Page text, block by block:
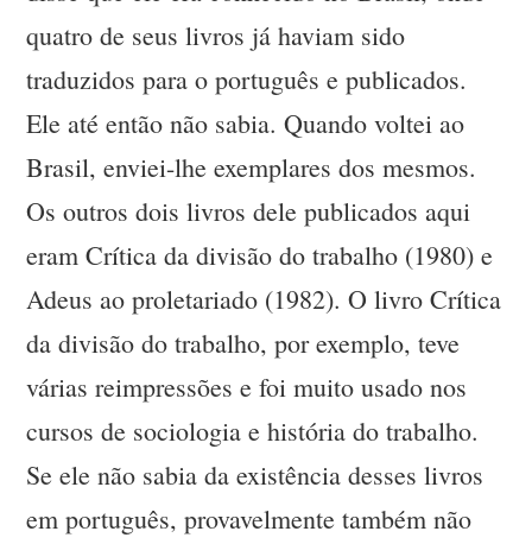
quatro de seus livros já haviam sido
traduzidos para o português e publicados.
Ele até então não sabia. Quando voltei ao
Brasil, enviei-lhe exemplares dos mesmos.
Os outros dois livros dele publicados aqui
eram Crítica da divisão do trabalho (1980) e
Adeus ao proletariado (1982). O livro Crítica
da divisão do trabalho, por exemplo, teve
várias reimpressões e foi muito usado nos
cursos de sociologia e história do trabalho.
Se ele não sabia da existência desses livros
em português, provavelmente também não